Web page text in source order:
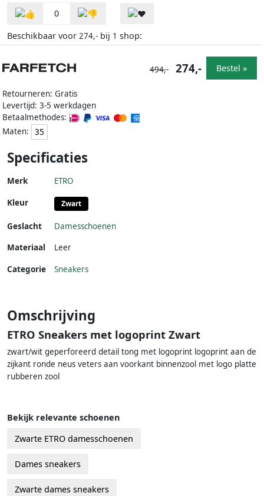
0
Beschikbaar voor 274,- bij 1 shop:
Retourneren: Gratis
Levertijd: 3-5 werkdagen
Betaalmethodes:
Maten:
35
494,- 274,- Bestel »
Specificaties
Merk ETRO
Kleur Zwart
Geslacht
Damesschoenen
Materiaal
Leer
Categorie Sneakers
Omschrijving
ETRO Sneakers met logoprint Zwart
zwart/wit geperforeerd detail tong met logoprint logoprint aan de
zijkant ronde neus veters aan voorkant binnenzool met logo platte
rubberen zool
Bekijk relevante schoenen
Zwarte ETRO damesschoenen
Dames sneakers
Zwarte dames sneakers